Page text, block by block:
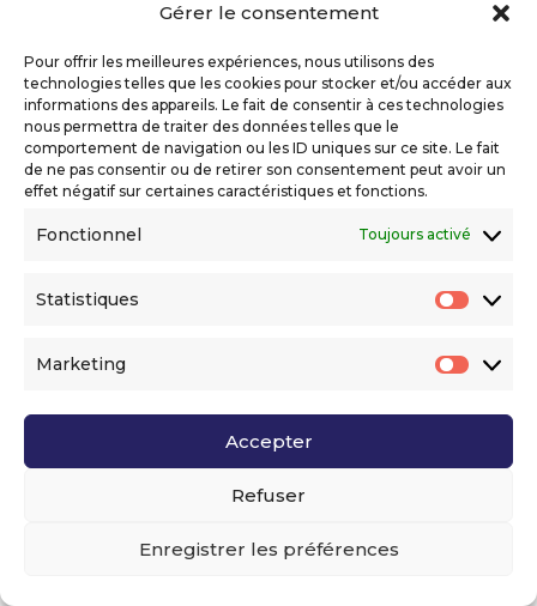
Gérer le consentement
Pour offrir les meilleures expériences, nous utilisons des
technologies telles que les cookies pour stocker et/ou accéder aux
informations des appareils. Le fait de consentir à ces technologies
nous permettra de traiter des données telles que le
comportement de navigation ou les ID uniques sur ce site. Le fait
de ne pas consentir ou de retirer son consentement peut avoir un
effet négatif sur certaines caractéristiques et fonctions.
Fonctionnel Toujours activé
Statistiques
Marketing
Accepter
Refuser
Enregistrer les préférences
Agile Tour Sophia Antipolis
2 décembre 2014 – Campus Sophia Tech
at2014.agiletour.org/fr/sophia-antipolis.html
Plus de 230 participants répartis sur 12
conférences et ateliers sur une demi-
journée, 16 intervenants, 8 sponsors, 6
Sophia Antipolis,...
Agile Tour Sophia Antipolis
Sophia 2014 Josiane Dequaire, RH
Consultante en développement RH –